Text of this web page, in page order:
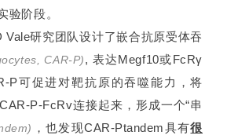
验阶段。
Vale研究团队设计了嵌合抗原受体吞
CAR-P), 表达Megf10或FcRγ
P可促进对靶抗原的吞噬能力，将
P-FcRv连接起来，形成一个“串
，也发现CAR-Ptandem具有很